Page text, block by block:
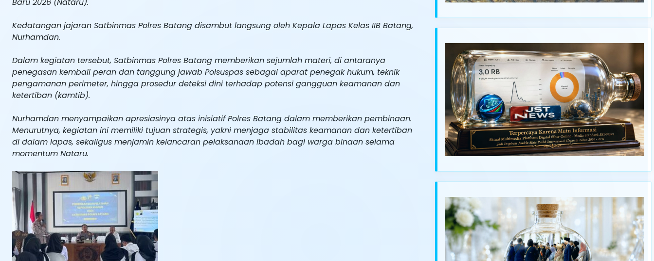
Kedatangan jajaran Satbinmas Polres Batang disambut langsung oleh Kepala Lapas Kelas IIB Batang,
Nurhamdan.
Dalam kegiatan tersebut, Satbinmas Polres Batang memberikan sejumlah materi, di antaranya
penegasan kembali peran dan tanggung jawab Polsuspas sebagai aparat penegak hukum, teknik
pengamanan perimeter, hingga prosedur deteksi dini terhadap potensi gangguan keamanan dan
ketertiban (kamtib).
Nurhamdan menyampaikan apresiasinya atas inisiatif Polres Batang dalam memberikan pembinaan.
Menurutnya, kegiatan ini memiliki tujuan strategis, yakni menjaga stabilitas keamanan dan ketertiban
di dalam lapas, sekaligus menjamin kelancaran pelaksanaan ibadah bagi warga binaan selama
momentum Nataru.